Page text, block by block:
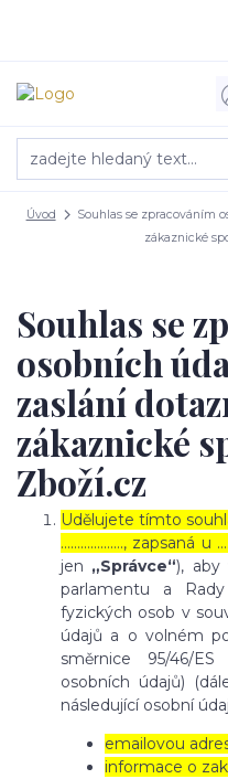
Úvod
Souhlas se zpracováním
zákaznické
Souhlas se
osobních
zaslání
zákaznické
Zboží.cz
Udělujete tímto
………………., zapsaná u
jen „Správce“), aby
parlamentu a
fyzických osob v
údajů a o volném
směrnice 95/46/
osobních údajů)
následující osobní
emailovou
informace o